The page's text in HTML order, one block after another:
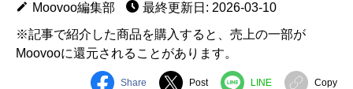
Moovoo編集部
最終更新日: 2026-03-10
※記事で紹介した商品を購入すると、売上の一部が
Moovooに還元されることがあります。
Share Post LINE Copy